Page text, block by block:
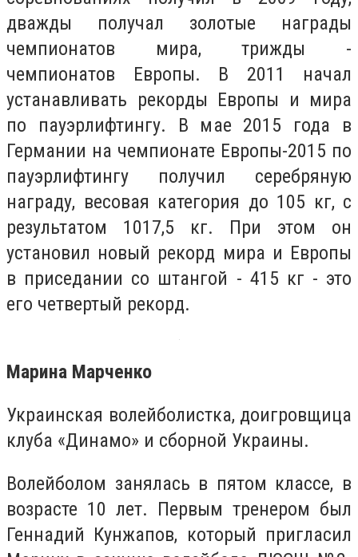
дважды получал золотые награды
чемпионатов мира, трижды -
чемпионатов Европы. В 2011 начал
устанавливать рекорды Европы и мира
по пауэрлифтингу. В мае 2015 года в
Германии на чемпионате Европы-2015 по
пауэрлифтингу получил серебряную
награду, весовая категория до 105 кг, с
результатом 1017,5 кг. При этом он
установил новый рекорд мира и Европы
в приседании со штангой - 415 кг - это
его четвертый рекорд.
Марина Марченко
Украинская волейболистка, доигровщица
клуба «Динамо» и сборной Украины.
Волейболом занялась в пятом классе, в
возрасте 10 лет. Первым тренером был
Геннадий Кунжапов, который пригласил